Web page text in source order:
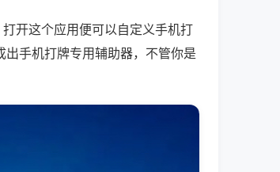
开这个应用便可以自定义手机打
手机打牌专用辅助器，不管你是